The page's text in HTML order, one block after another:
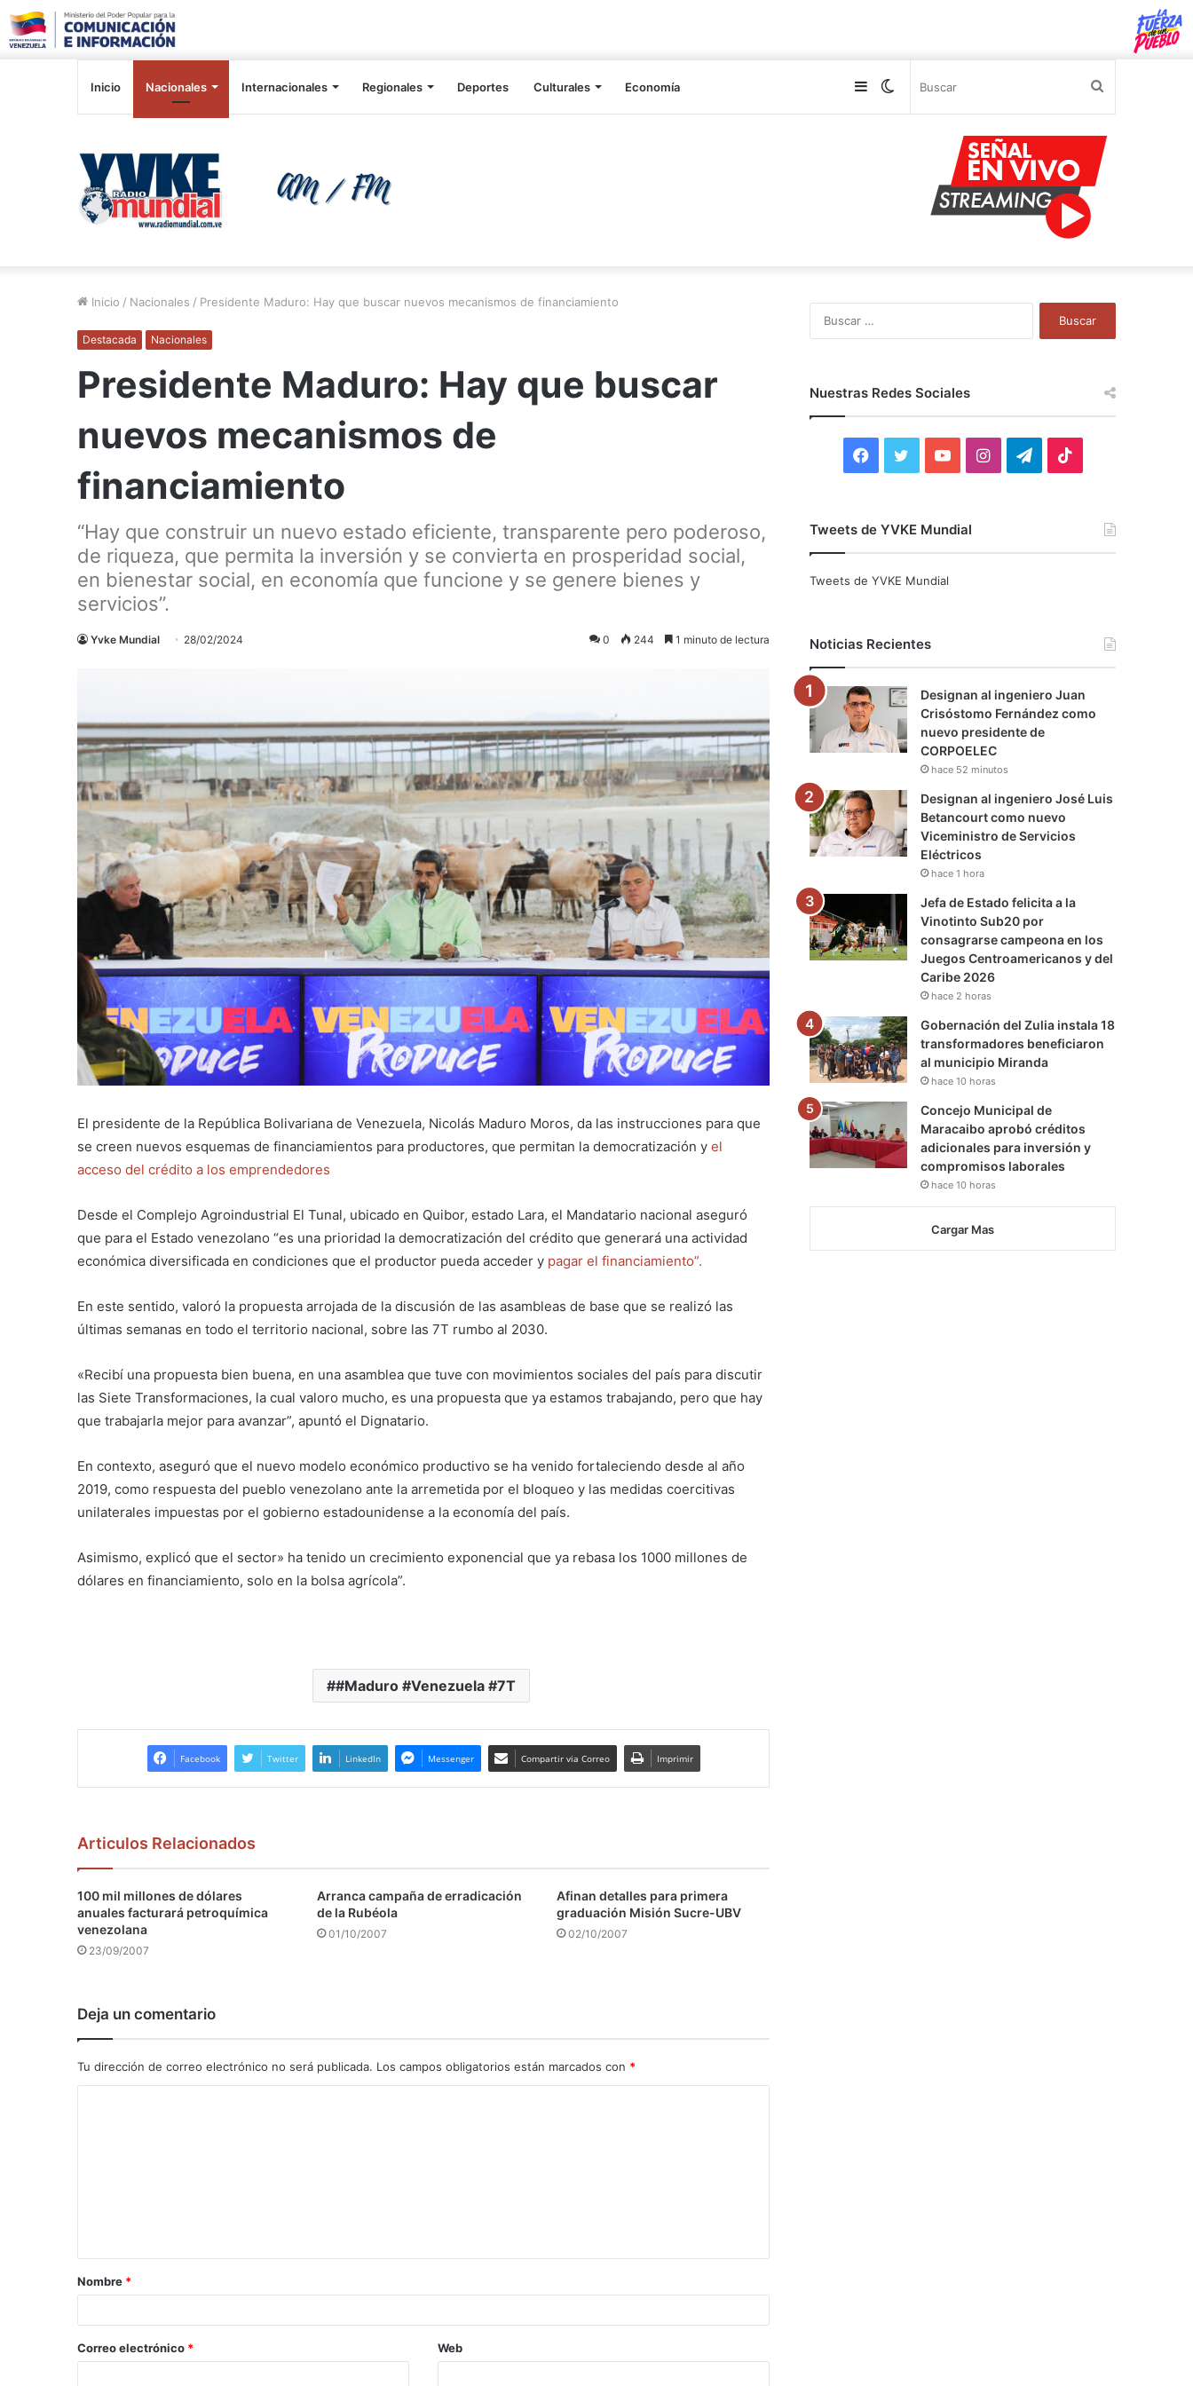
Inicio Nacionales Internacionales Regionales Deportes Culturales Economía Switch
Sidebar
Inicio / Nacionales / Presidente Maduro: Hay que buscar nuevos mecanismos de financiamiento
Destacada Nacionales
Presidente Maduro: Hay que buscar
nuevos mecanismos de
financiamiento
“Hay que construir un nuevo estado eficiente, transparente pero poderoso,
de riqueza, que permita la inversión y se convierta en prosperidad social,
en bienestar social, en economía que funcione y se genere bienes y
servicios”.
Yvke Mundial 28/02/2024 0 244 1 minuto de lectura
El presidente de la República Bolivariana de Venezuela, Nicolás Maduro Moros, da las instrucciones para que
se creen nuevos esquemas de financiamientos para productores, que permitan la democratización y el
acceso del crédito a los emprendedores
Desde el Complejo Agroindustrial El Tunal, ubicado en Quibor, estado Lara, el Mandatario nacional aseguró
que para el Estado venezolano “es una prioridad la democratización del crédito que generará una actividad
económica diversificada en condiciones que el productor pueda acceder y pagar el financiamiento”.
En este sentido, valoró la propuesta arrojada de la discusión de las asambleas de base que se realizó las
últimas semanas en todo el territorio nacional, sobre las 7T rumbo al 2030.
«Recibí una propuesta bien buena, en una asamblea que tuve con movimientos sociales del país para discutir
las Siete Transformaciones, la cual valoro mucho, es una propuesta que ya estamos trabajando, pero que hay
que trabajarla mejor para avanzar”, apuntó el Dignatario.
En contexto, aseguró que el nuevo modelo económico productivo se ha venido fortaleciendo desde al año
2019, como respuesta del pueblo venezolano ante la arremetida por el bloqueo y las medidas coercitivas
unilaterales impuestas por el gobierno estadounidense a la economía del país.
Asimismo, explicó que el sector» ha tenido un crecimiento exponencial que ya rebasa los 1000 millones de
dólares en financiamiento, solo en la bolsa agrícola”.
#Maduro #Venezuela #7T
Facebook Twitter LinkedIn Messenger Compartir via Correo Imprimir
Articulos Relacionados
100 mil millones de dólares
anuales facturará petroquímica
venezolana
23/09/2007
Arranca campaña de erradicación
de la Rubéola
01/10/2007
Afinan detalles para primera
graduación Misión Sucre-UBV
02/10/2007
Deja un comentario
Tu dirección de correo electrónico no será publicada. Los campos obligatorios están marcados con *
a
r
*
Nombre *
Correo electrónico * Web
Nuestras Redes Sociales
F
c
o
k
i
r
Y
u
e
I
r
a
m
T
a
m
Tweets de YVKE Mundial
Tweets de YVKE Mundial
Noticias Recientes
Designan al ingeniero Juan
Crisóstomo Fernández como
nuevo presidente de
CORPOELEC
hace 52 minutos
Designan al ingeniero José Luis
Betancourt como nuevo
Viceministro de Servicios
Eléctricos
hace 1 hora
Jefa de Estado felicita a la
Vinotinto Sub20 por
consagrarse campeona en los
Juegos Centroamericanos y del
Caribe 2026
hace 2 horas
Gobernación del Zulia instala 18
transformadores beneficiaron
al municipio Miranda
hace 10 horas
Concejo Municipal de
Maracaibo aprobó créditos
adicionales para inversión y
compromisos laborales
hace 10 horas
Cargar Mas